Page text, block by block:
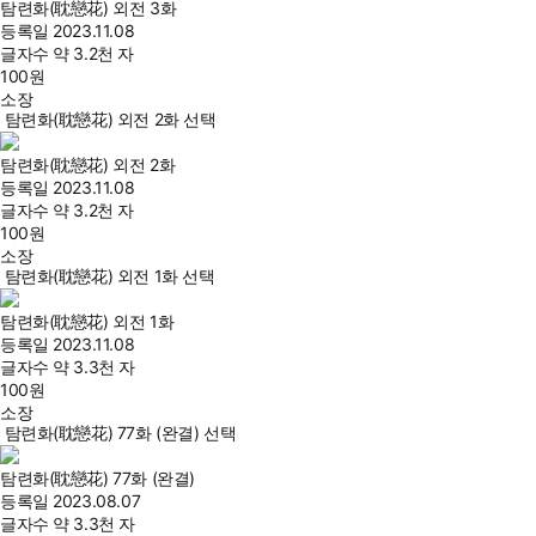
탐련화(耽戀花) 외전 3화
등록일 2023.11.08
글자수 약 3.2천 자
100원
소장
탐련화(耽戀花) 외전 2화 선택
탐련화(耽戀花) 외전 2화
등록일 2023.11.08
글자수 약 3.2천 자
100원
소장
탐련화(耽戀花) 외전 1화 선택
탐련화(耽戀花) 외전 1화
등록일 2023.11.08
글자수 약 3.3천 자
100원
소장
탐련화(耽戀花) 77화 (완결) 선택
탐련화(耽戀花) 77화 (완결)
등록일 2023.08.07
글자수 약 3.3천 자